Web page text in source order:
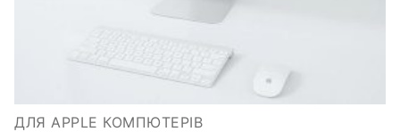
ДЛЯ APPLE КОМПЮТЕРІВ